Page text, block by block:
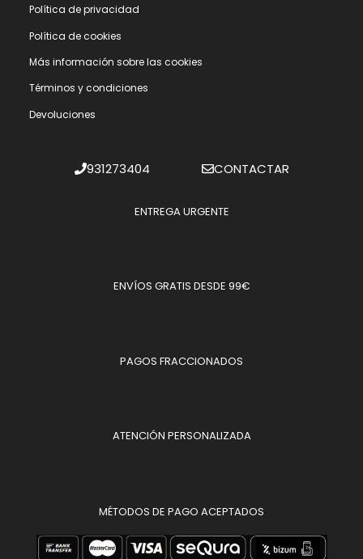
Polí­tica de privacidad
Polí­tica de cookies
Más información sobre las cookies
Términos y condiciones
Devoluciones
931273404 CONTACTAR
ENTREGA URGENTE
ENVÍOS GRATIS DESDE 99€
PAGOS FRACCIONADOS
ATENCIÓN PERSONALIZADA
MÉTODOS DE PAGO ACEPTADOS